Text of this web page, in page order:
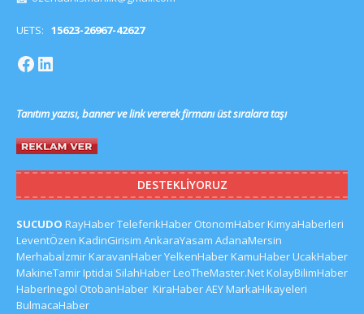
UETS: 15623-26967-42627
Tanıtım yazısı, banner ve link vererek firmanı üst sıralara taşı
DESTEKLIYORUZ
SUCUDO RayHaberTeleferikHaber OtonomHaberKimyaHaberleri
LeventÖzen KadinGirisim AnkaraYasam AdanaMersin
MerhabaİzmirKaravanHaberYelkenHaberKamuHaberUcakHaber
MakineTamirIptidai SilahHaberLeoTheMaster.NetKolayBilimHaber
HaberInegol OtobanHaber KiraHaberAEYMarkaHikayeleri
BulmacaHaber